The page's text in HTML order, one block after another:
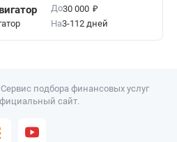
До30 000 ₽
На3-112 дней
подбора финансовых услуг
сайт.